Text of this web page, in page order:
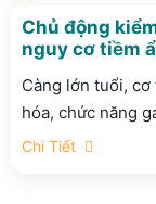
Chủ động
nguy cơ tiềm
Càng lớn tuổi,
hóa, chức năng
Những thay đổi
Chi Tiết